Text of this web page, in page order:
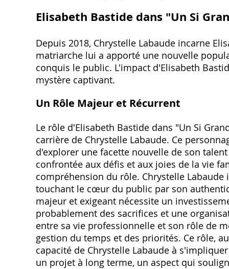
Elisabeth Bastide dans "Un Si
Depuis 2018‚ Chrystelle Labaude incarne
matriarche lui a apporté une nouvelle
conquis le public. L'impact d'Elisabeth
mystère captivant.
Un Rôle Majeur et Récurrent
Le rôle d'Elisabeth Bastide dans "Un Si
carrière de Chrystelle Labaude. Ce
d'explorer une facette nouvelle de son
confrontée aux défis et aux joies de la vie
compréhension du rôle. Chrystelle Labaude
touchant le cœur du public par son
majeur et exigeant nécessite un
probablement des sacrifices et une
entre sa vie professionnelle et son rôle de
gestion du temps et des priorités. Ce rôle‚
capacité de Chrystelle Labaude à
un projet à long terme‚ un aspect qui